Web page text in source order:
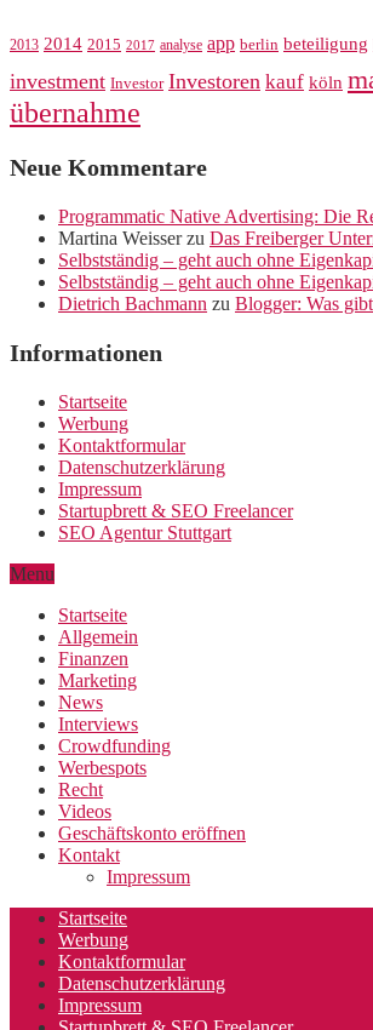
2013 2014 2015 2017 analyse app berlin beteiligung
investment Investor Investoren kauf köln
übernahme
Neue Kommentare
Programmatic Native Advertising: Die
Martina Weisserzu Das Freiberger
Selbstständig – geht auch ohne
Selbstständig – geht auch ohne
Dietrich Bachmann zu Blogger: Was
Informationen
Startseite
Werbung
Kontaktformular
Datenschutzerklärung
Impressum
Startupbrett & SEO Freelancer
SEO Agentur Stuttgart
Menu
Startseite
Allgemein
Finanzen
Marketing
News
Interviews
Crowdfunding
Werbespots
Recht
Videos
Geschäftskonto eröffnen
Kontakt
Impressum
Startseite
Werbung
Kontaktformular
Datenschutzerklärung
Impressum